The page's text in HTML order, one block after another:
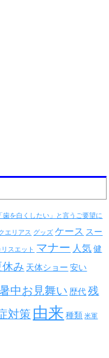
を白くしたい」と言うご要望に
エリアス グッズ ケース スー
リスエット マナー 人気 健
休み 天体ショー 安い
中お見舞い 歴代 残
対策 由来 種類 米軍